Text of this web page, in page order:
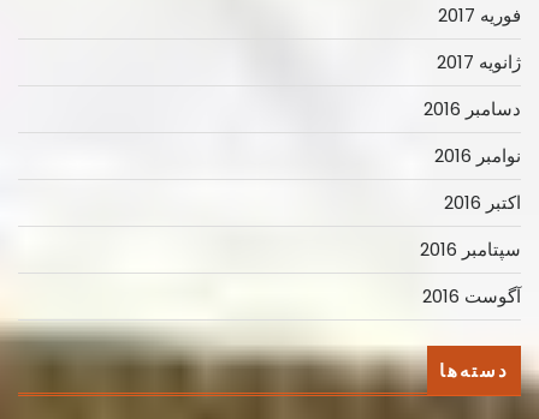
فوریه 2017
ژانویه 2017
دسامبر 2016
نوامبر 2016
اکتبر 2016
سپتامبر 2016
آگوست 2016
دسته‌ها